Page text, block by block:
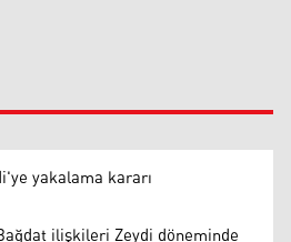
yakalama kararı
ilişkileri Zeydi döneminde